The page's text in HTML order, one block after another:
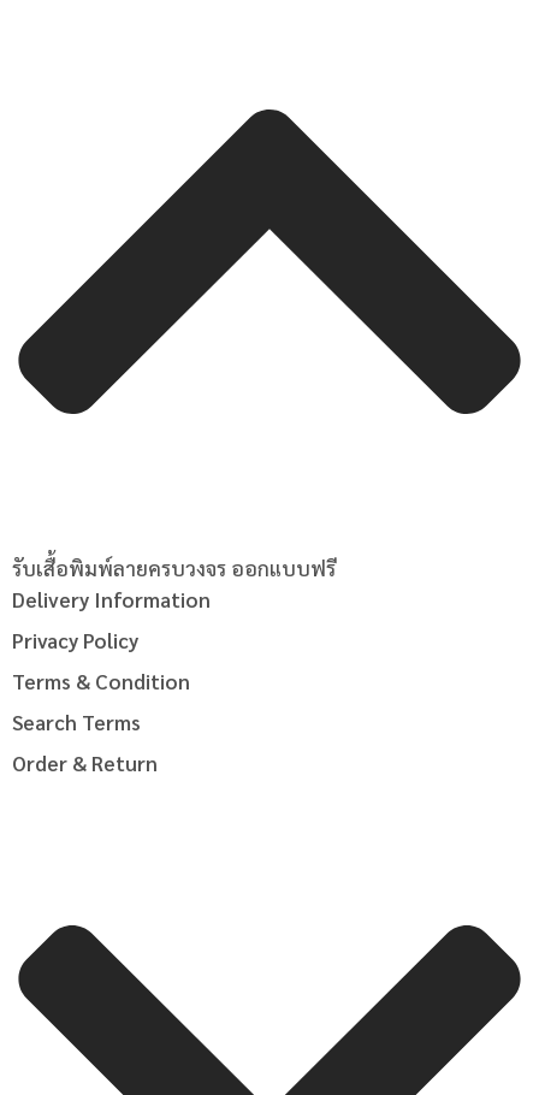
รับเสื้อพิมพ์ลายครบวงจร ออกแบบฟรี
Delivery Information
Privacy Policy
Terms & Condition
Search Terms
Order & Return